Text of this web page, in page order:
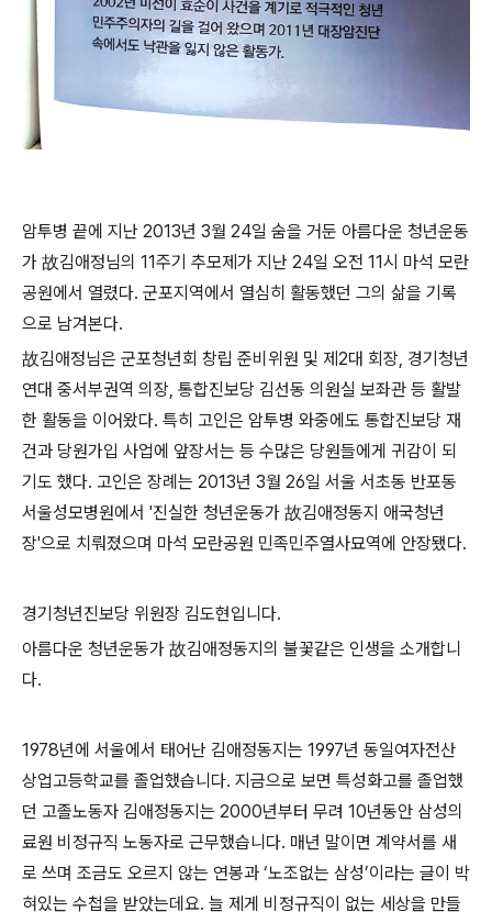
암투병 끝에 지난 2013년 3월 24일 숨을 거둔 아름다운 청년운동
가 故김애정님의 11주기 추모제가 지난 24일 오전 11시 마석 모란
공원에서 열렸다. 군포지역에서 열심히 활동했던 그의 삶을 기록
으로 남겨본다.
故김애정님은 군포청년회 창립 준비위원 및 제 2대 회장, 경기청년
연대 중서부권역 의장, 통합진보당 김선동 의원실 보좌관 등 활발
한 활동을 이어왔다. 특히 고인은 암투병 와중에도 통합진보당 재
건과 당원가입 사업에 앞장서는 등 수많은 당원들에게 귀감이 되
기도 했다. 고인은 장례는 2013년 3월 26일 서울 서초동 반포동
서울성모병원에서 '진실한 청년운동가 故김애정동지 애국청년
장'으로 치뤄졌으며 마석 모란공원 민족민주열사묘역에 안장됐다.
경기청년진보당 위원장 김도현입니다.
아름다운 청년운동가 故김애정동지의 불꽃같은 인생을 소개합니
다.
1978년에 서울에서 태어난 김애정동지는 1997년 동일여자전산
상업고등학교를 졸업했습니다. 지금으로 보면 특성화고를 졸업했
던 고졸노동자 김애정동지는 2000년부터 무려 10년동안 삼성의
료원 비정규직 노동자로 근무했습니다. 매년 말이면 계약서를 새
로 쓰며 조금도 오르지 않는 연봉과 ‘노조없는 삼성’이라는 글이 박
혀있는 수첩을 받았는데요. 늘 제게 비정규직이 없는 세상을 만들